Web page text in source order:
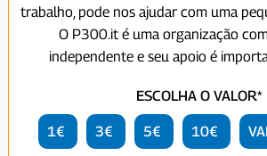
trabalho, pode nos ajudar com uma
O P300.it é uma organização
independente e seu apoio é
ESCOLHA O VALOR*
1€ 3€ 5€ 10€